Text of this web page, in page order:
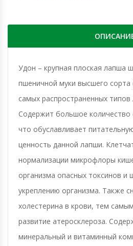
Удон – крупная плоская лапша
пшеничной муки высшего сорта
самых распространенных
Cодержит большое количество
что обуславливает
ценность данной лапши.
нормализации микрофлоры
организма опасных токсинов
укреплению организма. Также
холестерина в крови, тем
развитие атеросклероза.
минеральный и витаминный